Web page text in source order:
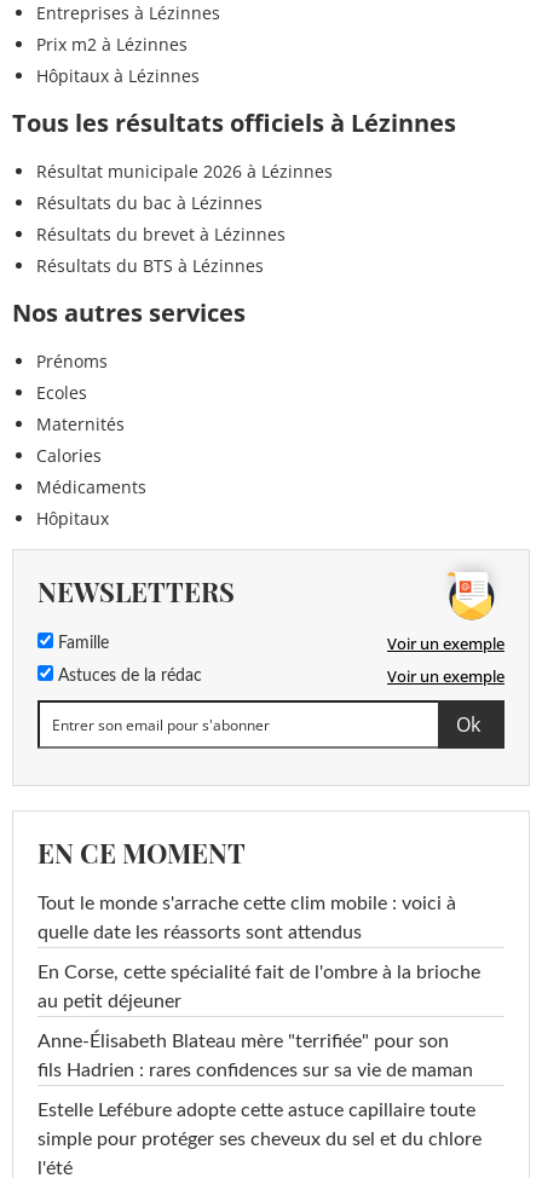
Entreprises à Lézinnes
Prix m2 à Lézinnes
Hôpitaux à Lézinnes
Tous les résultats officiels à Lézinnes
Résultat municipale 2026 à Lézinnes
Résultats du bac à Lézinnes
Résultats du brevet à Lézinnes
Résultats du BTS à Lézinnes
Nos autres services
Prénoms
Ecoles
Maternités
Calories
Médicaments
Hôpitaux
NEWSLETTERS
Famille Voir un exemple
Astuces de la rédac Voir un exemple
EN CE MOMENT
Tout le monde s'arrache cette clim mobile : voici à
quelle date les réassorts sont attendus
En Corse, cette spécialité fait de l'ombre à la brioche
au petit déjeuner
Anne-Élisabeth Blateau mère "terrifiée" pour son
fils Hadrien : rares confidences sur sa vie de maman
Estelle Lefébure adopte cette astuce capillaire toute
simple pour protéger ses cheveux du sel et du chlore
l'été